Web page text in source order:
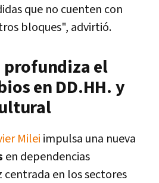
que no cuenten con
bloques", advirtió.
el
en DD.HH. y
Milei impulsa una nueva
en dependencias
centrada en los sectores